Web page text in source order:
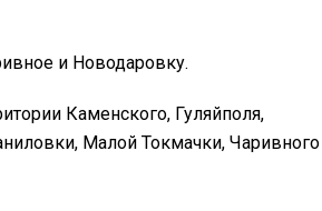
и Новодаровку.
Каменского, Гуляйполя,
Малой Токмачки, Чаривного